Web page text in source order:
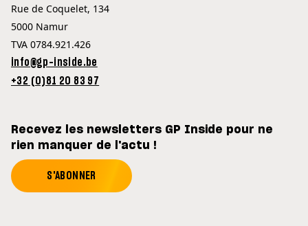
Rue de Coquelet, 134
5000 Namur
TVA 0784.921.426
info@gp-inside.be
+32 (0)81 20 83 97
Recevez les newsletters GP Inside pour ne
rien manquer de l'actu !
S'ABONNER